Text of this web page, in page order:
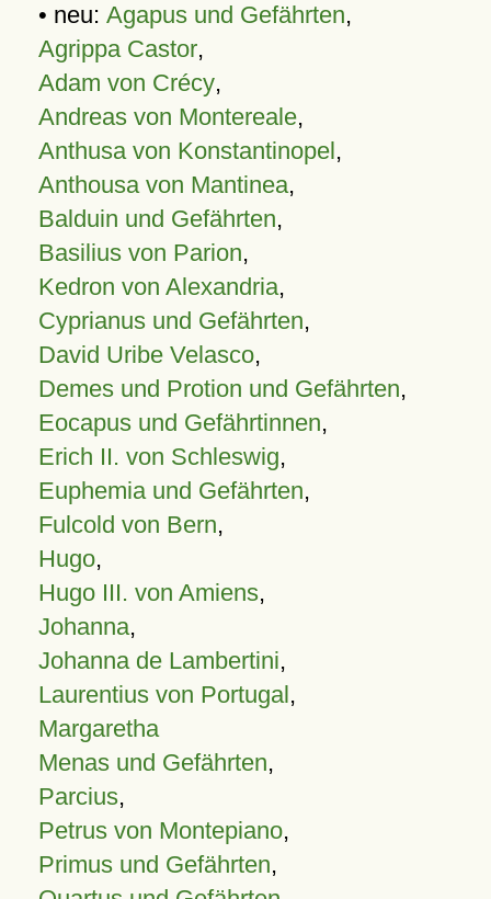
• neu: Agapus und Gefährten,
Agrippa Castor,
Adam von Crécy,
Andreas von Montereale,
Anthusa von Konstantinopel,
Anthousa von Mantinea,
Balduin und Gefährten,
Basilius von Parion,
Kedron von Alexandria,
Cyprianus und Gefährten,
David Uribe Velasco,
Demes und Protion und Gefährten,
Eocapus und Gefährtinnen,
Erich II. von Schleswig,
Euphemia und Gefährten,
Fulcold von Bern,
Hugo,
Hugo III. von Amiens,
Johanna,
Johanna de Lambertini,
Laurentius von Portugal,
Margaretha
Menas und Gefährten,
Parcius,
Petrus von Montepiano,
Primus und Gefährten,